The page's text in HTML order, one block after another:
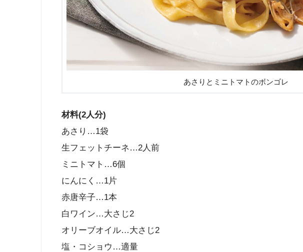
あさりとミニトマトのボンゴレ
材料(2人分)
あさり…1袋
生フェットチーネ…2人前
ミニトマト…6個
にんにく…1片
赤唐辛子…1本
白ワイン…大さじ2
オリーブオイル…大さじ2
塩・コショウ…適量